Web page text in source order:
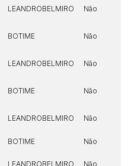
LEANDROBELMIRO Não
BOTIME Não
LEANDROBELMIRO Não
BOTIME Não
LEANDROBELMIRO Não
BOTIME Não
LEANDROBELMIRO Não